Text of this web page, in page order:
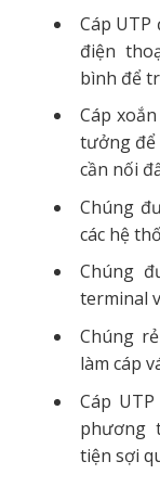
Cáp UTP
điện
bình để
Cáp
tưởng để
cần nối
Chúng
các hệ
Chúng
terminal
Chúng
làm cáp
Cáp
phương
tiện sợi